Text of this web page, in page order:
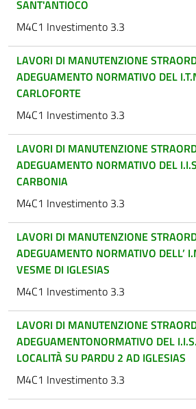
SANT'ANTIOCO
M4C1 Investimento 3.3
LAVORI DI MANUTENZIONE
ADEGUAMENTO NORMATIVO DEL
CARLOFORTE
M4C1 Investimento 3.3
LAVORI DI MANUTENZIONE
ADEGUAMENTO NORMATIVO DEL
CARBONIA
M4C1 Investimento 3.3
LAVORI DI MANUTENZIONE
ADEGUAMENTO NORMATIVO DELL’
VESME DI IGLESIAS
M4C1 Investimento 3.3
LAVORI DI MANUTENZIONE
ADEGUAMENTONORMATIVO DEL
LOCALITÀ SU PARDU 2 AD IGLESIAS
M4C1 Investimento 3.3